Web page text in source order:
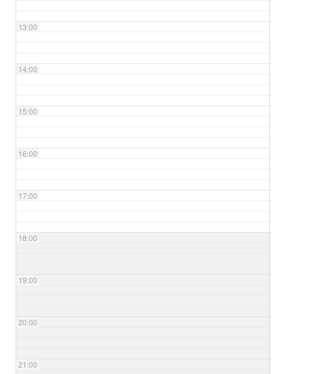
13:00
14:00
15:00
16:00
17:00
18:00
19:00
20:00
21:00